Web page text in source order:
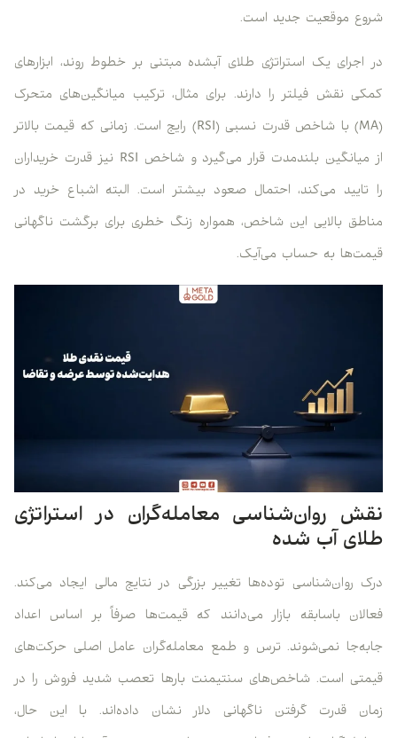
شروع موقعیت جدید است.
در اجرای یک استراتژی طلای آبشده مبتنی بر خطوط روند، ابزارهای
کمکی نقش فیلتر را دارند. برای مثال، ترکیب میانگین‌های متحرک
(MA) با شاخص قدرت نسبی (RSI) رایج است. زمانی که قیمت بالاتر
از میانگین بلندمدت قرار می‌گیرد و شاخص RSI نیز قدرت خریداران
را تایید می‌کند، احتمال صعود بیشتر است. البته اشباع خرید در
مناطق بالایی این شاخص، همواره زنگ خطری برای برگشت ناگهانی
قیمت‌ها به حساب می‌آیک.
نقش روان‌شناسی معامله‌گران در استراتژی
طلای آب شده
درک روان‌شناسی توده‌ها تغییر بزرگی در نتایج مالی ایجاد می‌کند.
فعالان باسابقه بازار می‌دانند که قیمت‌ها صرفاً بر اساس اعداد
جابه‌جا نمی‌شوند. ترس و طمع معامله‌گران عامل اصلی حرکت‌های
قیمتی است. شاخص‌های سنتیمنت بارها تعصب شدید فروش را در
زمان قدرت گرفتن ناگهانی دلار نشان داده‌اند. با این حال،